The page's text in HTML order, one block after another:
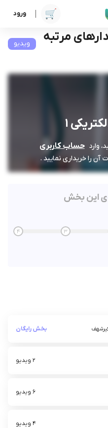
ورود
پاسخ حالت صفر در مدارهای مرتبه اول
مرتبه
ویدیو
1
وارد حساب کاربری
آن را خریداری نمایید .
این بخش
3
4
بخش رایگان
2 ویدیو
6 ویدیو
4 ویدیو